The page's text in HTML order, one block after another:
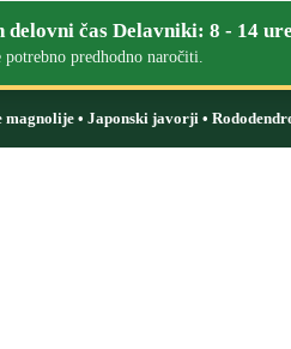
čas Delavniki: 8 - 14
potrebno predhodno naročiti.
• Japonski javorji •